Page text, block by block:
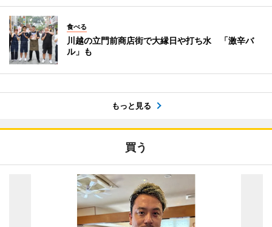
食べる
川越の立門前商店街で大縁日や打ち水 「激辛バ
ル」も
もっと見る
買う